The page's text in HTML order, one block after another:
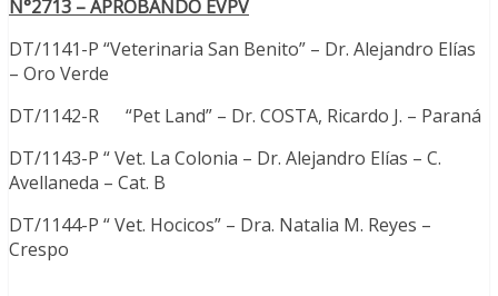
N°2713 – APROBANDO EVPV
DT/1141-P “Veterinaria San Benito” – Dr. Alejandro Elías
– Oro Verde
DT/1142-R “Pet Land” – Dr. COSTA, Ricardo J. – Paraná
DT/1143-P “ Vet. La Colonia – Dr. Alejandro Elías – C.
Avellaneda – Cat. B
DT/1144-P “ Vet. Hocicos” – Dra. Natalia M. Reyes –
Crespo